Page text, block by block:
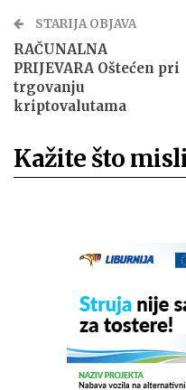
STARIJA OBJAVA
RAČUNALNA
PRIJEVARA Oštećen pri
trgovanju
kriptovalutama
Kažite što